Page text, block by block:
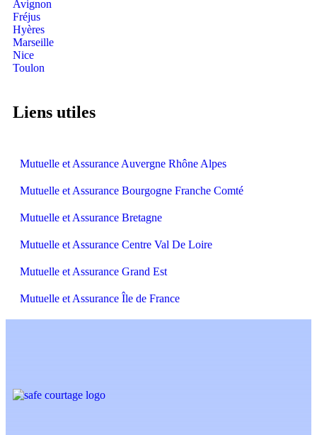
Avignon
Fréjus
Hyères
Marseille
Nice
Toulon
Liens utiles
Mutuelle et Assurance Auvergne Rhône Alpes
Mutuelle et Assurance Bourgogne Franche Comté
Mutuelle et Assurance Bretagne
Mutuelle et Assurance Centre Val De Loire
Mutuelle et Assurance Grand Est
Mutuelle et Assurance Île de France